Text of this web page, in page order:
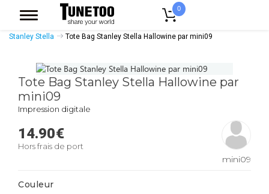
0
Accessoires Casquettes Tote Bags
Stanley Stella
Tote Bag Stanley Stella Hallowine par mini09
Tote Bag Stanley Stella Hallowine par
mini09
Impression digitale
14.90€
Hors frais de port
mini09
Couleur